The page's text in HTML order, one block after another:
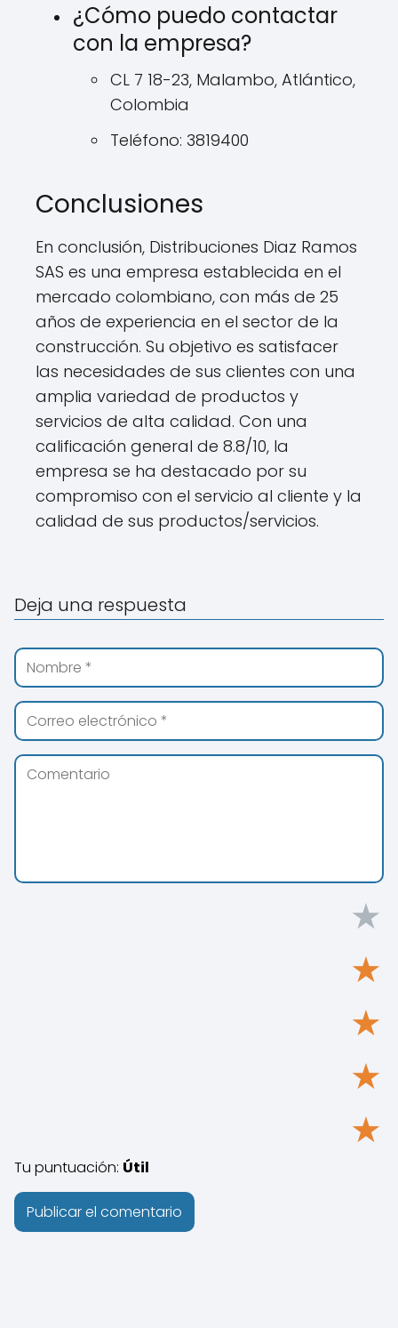
¿Cómo puedo contactar
con la empresa?
CL 7 18-23, Malambo, Atlántico,
Colombia
Teléfono: 3819400
Conclusiones
En conclusión, Distribuciones Diaz Ramos
SAS es una empresa establecida en el
mercado colombiano, con más de 25
años de experiencia en el sector de la
construcción. Su objetivo es satisfacer
las necesidades de sus clientes con una
amplia variedad de productos y
servicios de alta calidad. Con una
calificación general de 8.8/10, la
empresa se ha destacado por su
compromiso con el servicio al cliente y la
calidad de sus productos/servicios.
Deja una respuesta
★
★
★
★
★
Tu puntuación: Útil